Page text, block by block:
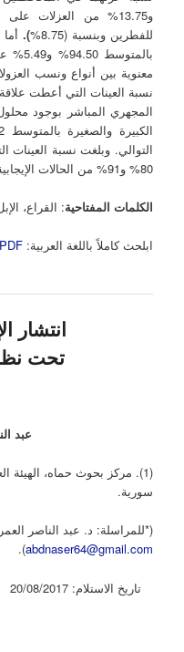
و13.75% من العزلات
للفطرين وبنسبة (8.75%
)
.
معنوية بين أنواع ونسب
نسبة العينات التي أعطت
التوالي. وبلغت نسبة
80% و91% من الحالات الإيجابية للفحص المجهري على التوالي.
الكلمات المفتاحية: القراع،
ابلحث كاملاً باللغة العربية:PDF
انتشار
تحت
عبد
(1). مركز بحوث حماه، الهيئة
سورية.
(*للمراسلة: د. عبد الناصر
abdnaser64@gmail.com
).
تاريخ الاستلام: 20/08/2017 تاريخ القبول: 01/11/2017